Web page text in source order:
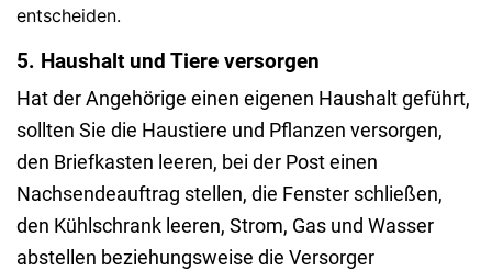
entscheiden.
5. Haushalt und Tiere versorgen
Hat der Angehörige einen eigenen Haushalt geführt,
sollten Sie die Haustiere und Pflanzen versorgen,
den Briefkasten leeren, bei der Post einen
Nachsendeauftrag stellen, die Fenster schließen,
den Kühlschrank leeren, Strom, Gas und Wasser
abstellen beziehungsweise die Versorger